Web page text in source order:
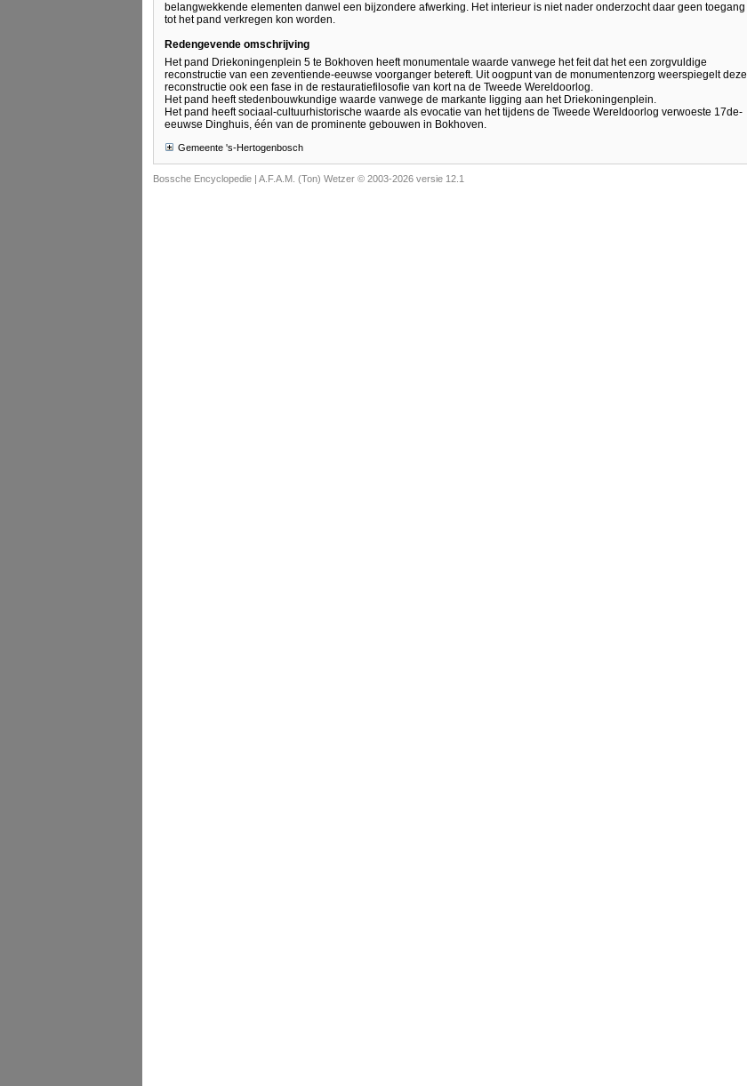
belangwekkende elementen danwel een bijzondere afwerking. Het interieur is niet nader onderzocht daar geen toegang
tot het pand verkregen kon worden.
Redengevende omschrijving
Het pand Driekoningenplein 5 te Bokhoven heeft monumentale waarde vanwege het feit dat het een zorgvuldige
reconstructie van een zeventiende-eeuwse voorganger betereft. Uit oogpunt van de monumentenzorg weerspiegelt deze
reconstructie ook een fase in de restauratiefilosofie van kort na de Tweede Wereldoorlog.
Het pand heeft stedenbouwkundige waarde vanwege de markante ligging aan het Driekoningenplein.
Het pand heeft sociaal-cultuurhistorische waarde als evocatie van het tijdens de Tweede Wereldoorlog verwoeste 17de-
eeuwse Dinghuis, één van de prominente gebouwen in Bokhoven.
Gemeente 's-Hertogenbosch
Bossche Encyclopedie | A.F.A.M. (Ton) Wetzer © 2003-2026 versie 12.1